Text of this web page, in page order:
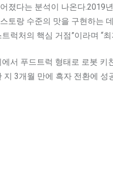
졌다는 분석이 나온다.2019
토랑 수준의 맛을 구현하는
럭처의 핵심 거점”이라며
서 푸드트럭 형태로 로봇
지 3개월 만에 흑자 전환에